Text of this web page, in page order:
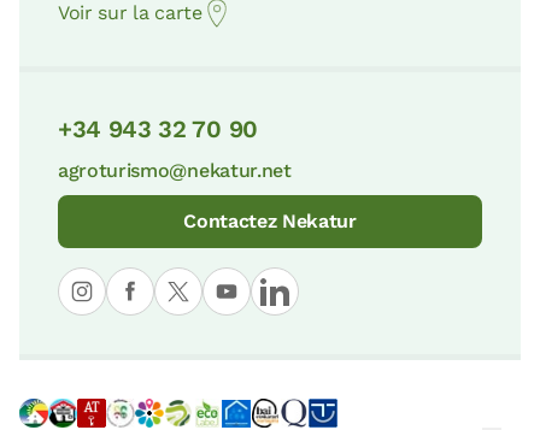
Voir sur la carte
+34 943 32 70 90
agroturismo@nekatur.net
Contactez Nekatur